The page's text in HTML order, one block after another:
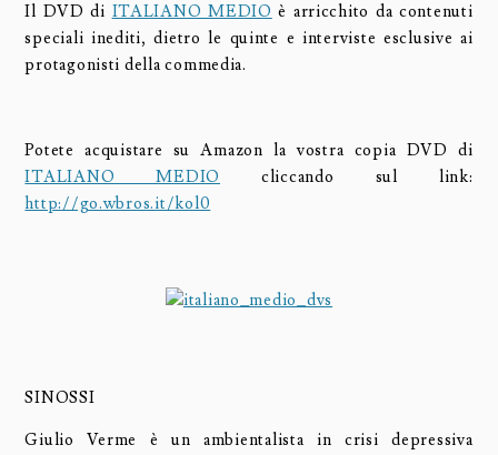
Il DVD di ITALIANO MEDIO è arricchito da contenuti
speciali inediti, dietro le quinte e interviste esclusive ai
protagonisti della commedia.
Potete acquistare su Amazon la vostra copia DVD di
ITALIANO MEDIO
cliccando sul link:
http://go.wbros.it/kol0
SINOSSI
Giulio Verme è un ambientalista in crisi depressiva